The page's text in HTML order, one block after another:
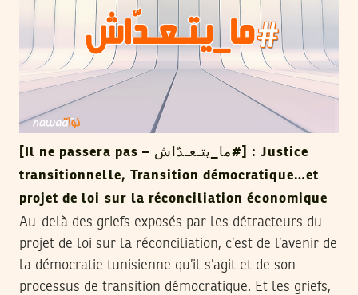
[Il ne passera pas – ما_يتـعـدّاش#] : Justice
transitionnelle, Transition démocratique…et
projet de loi sur la réconciliation économique
Au-delà des griefs exposés par les détracteurs du
projet de loi sur la réconciliation, c’est de l’avenir de
la démocratie tunisienne qu’il s’agit et de son
processus de transition démocratique. Et les griefs,